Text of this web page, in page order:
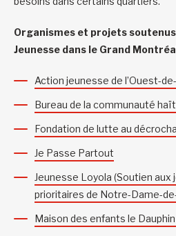
Organismes et projets
Jeunesse dans le Grand
Action jeunesse de l’Ouest-de-
Bureau de la communauté
Fondation de lutte au
Je Passe Partout
Jeunesse Loyola (Soutien
prioritaires de Notre-Dame-
Maison des enfants le